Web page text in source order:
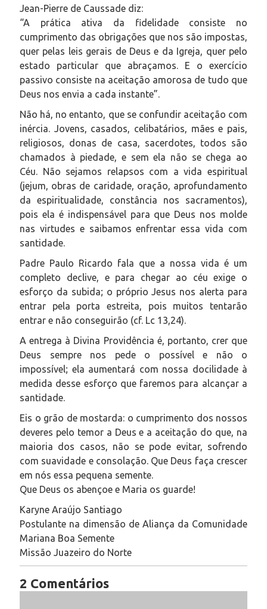
Jean-Pierre de Caussade diz:
“A prática ativa da fidelidade consiste no
cumprimento das obrigações que nos são impostas,
quer pelas leis gerais de Deus e da Igreja, quer pelo
estado particular que abraçamos. E o exercício
passivo consiste na aceitação amorosa de tudo que
Deus nos envia a cada instante”.
Não há, no entanto, que se confundir aceitação com
inércia. Jovens, casados, celibatários, mães e pais,
religiosos, donas de casa, sacerdotes, todos são
chamados à piedade, e sem ela não se chega ao
Céu. Não sejamos relapsos com a vida espiritual
(jejum, obras de caridade, oração, aprofundamento
da espiritualidade, constância nos sacramentos),
pois ela é indispensável para que Deus nos molde
nas virtudes e saibamos enfrentar essa vida com
santidade.
Padre Paulo Ricardo fala que a nossa vida é um
completo declive, e para chegar ao céu exige o
esforço da subida; o próprio Jesus nos alerta para
entrar pela porta estreita, pois muitos tentarão
entrar e não conseguirão (cf. Lc 13,24).
A entrega à Divina Providência é, portanto, crer que
Deus sempre nos pede o possível e não o
impossível; ela aumentará com nossa docilidade à
medida desse esforço que faremos para alcançar a
santidade.
Eis o grão de mostarda: o cumprimento dos nossos
deveres pelo temor a Deus e a aceitação do que, na
maioria dos casos, não se pode evitar, sofrendo
com suavidade e consolação. Que Deus faça crescer
em nós essa pequena semente.
Que Deus os abençoe e Maria os guarde!
Karyne Araújo Santiago
Postulante na dimensão de Aliança da Comunidade
Mariana Boa Semente
Missão Juazeiro do Norte
2 Comentários